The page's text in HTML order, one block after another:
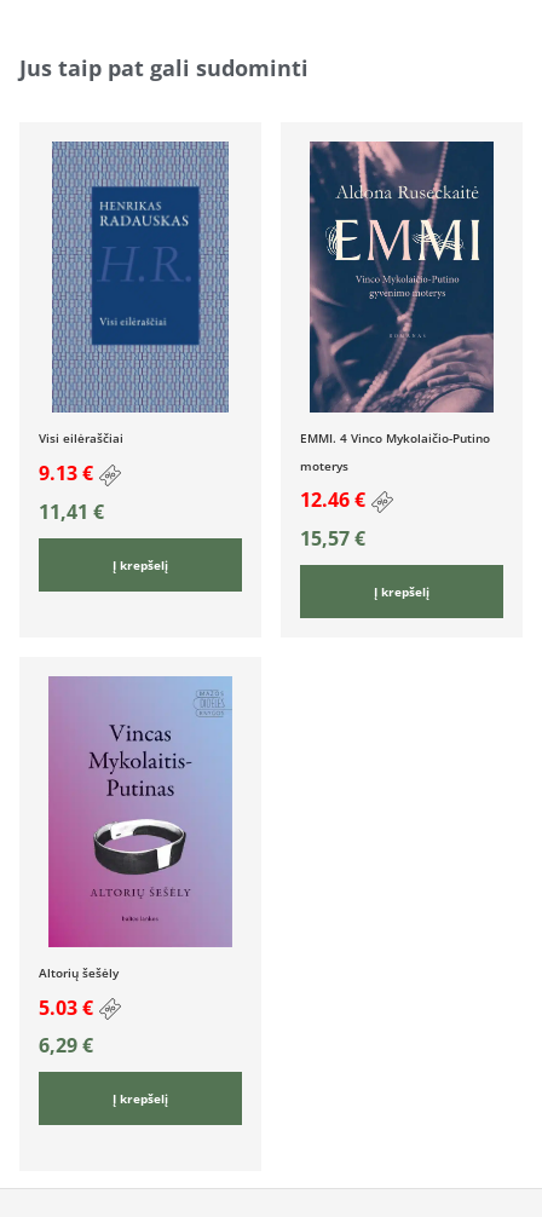
Jus taip pat gali sudominti
Visi eilėraščiai
9.13 €
11,41 €
Į krepšelį
EMMI. 4 Vinco Mykolaičio-Putino
moterys
12.46 €
15,57€
Į krepšelį
Altorių šešėly
5.03 €
6,29€
Į krepšelį